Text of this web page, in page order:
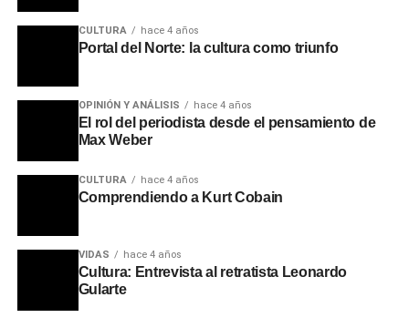
de la Lucha Antituberculosa lleguen a cada rincón del
departamento. Tras visitar Curtina ayer, los equipos se
encuentran hoy en Caraguatá y llegarán mañana a
literalmente, salir al encuentro del ciudadano para
promover una vida más larga y saludable.
Portal del Norte
CULTURA hace 4 años
Portal del Norte: la cultura como triunfo
OPINIÓN Y ANÁLISIS hace 4 años
El rol del periodista desde el pensamiento de
Max Weber
CULTURA hace 4 años
Comprendiendo a Kurt Cobain
VIDAS hace 4 años
Cultura: Entrevista al retratista Leonardo
Gularte